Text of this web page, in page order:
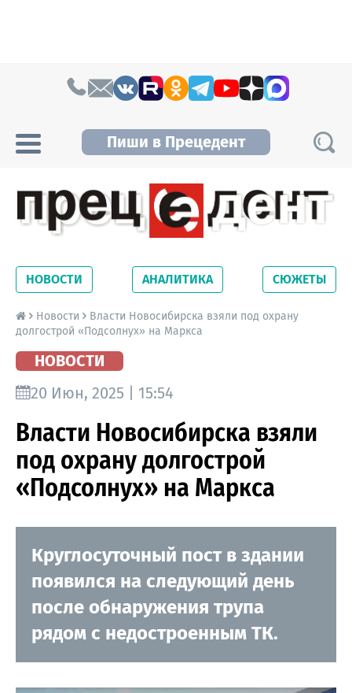
Пиши в Прецедент
Новосибирской области. Читайте свежие
новости на сайте сетевого издания
Precedent.
НОВОСТИ АНАЛИТИКА СЮЖЕТЫ
Новости
Власти Новосибирска взяли под охрану
долгострой «Подсолнух» на Маркса
НОВОСТИ
20 Июн, 2025 | 15:54
Власти Новосибирска взяли
под охрану долгострой
«Подсолнух» на Маркса
Круглосуточный пост в здании
появился на следующий день
после обнаружения трупа
рядом с недостроенным ТК.